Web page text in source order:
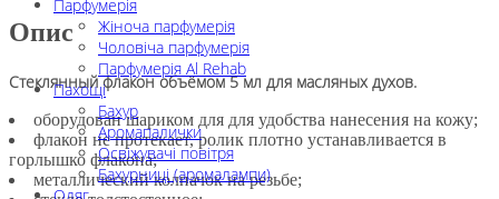
Парфумерія
Жіноча парфумерія
Чоловіча парфумерія
Парфумерія Al Rehab
Пахощі
Бахур
Аромапалички
Освіжувачі повітря
Бахурниці (аромалампи)
Опис
Стеклянный флакон объёмом 5 мл для масляных духов.
оборудован шариком для для удобства нанесения на кожу;
флакон не протекает, ролик плотно устанавливается в
горлышко флакона;
металлический колпачок на резьбе;